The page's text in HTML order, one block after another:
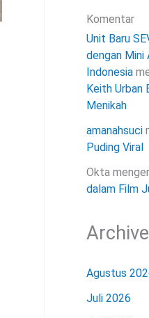
Komentar
Unit Baru
dengan Mini
Indonesia
Keith Urban
Menikah
amanahsuci
Puding Viral
Okta
dalam Film
Agustus
Juli 2026